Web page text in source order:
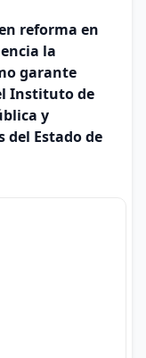
reforma en
la
garante
Instituto de
y
del Estado de